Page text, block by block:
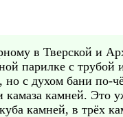
в Тверской и
парилке с трубой
с духом бани
камаза камней.
камней, в трёх